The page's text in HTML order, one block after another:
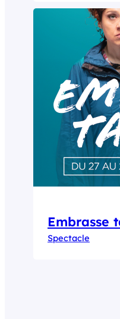
Embrasse
Spectacle